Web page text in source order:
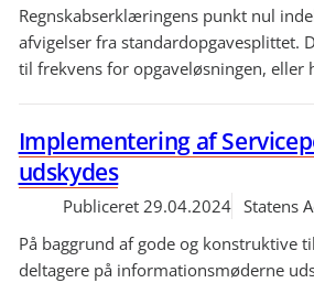
Regnskabserklæringens punkt nul
afvigelser fra standardopgavesplittet.
til frekvens for opgaveløsningen, eller
Implementering af
udskydes
Publiceret 29.04.2024 Statens
På baggrund af gode og konstruktive
deltagere på informationsmøderne